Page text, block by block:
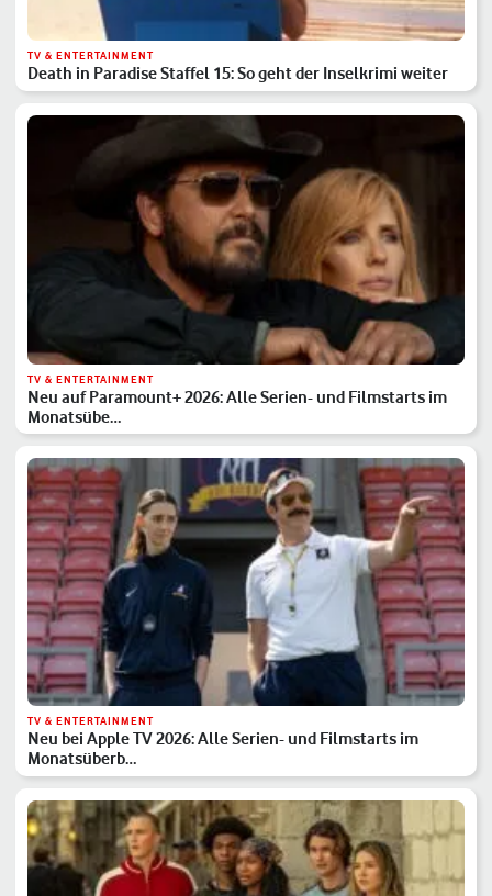
TV & ENTERTAINMENT
Death in Paradise Staffel 15: So geht der Inselkrimi weiter
TV & ENTERTAINMENT
Neu auf Paramount+ 2026: Alle Serien- und Filmstarts im
Monatsübe…
TV & ENTERTAINMENT
Neu bei Apple TV 2026: Alle Serien- und Filmstarts im
Monatsüberb…